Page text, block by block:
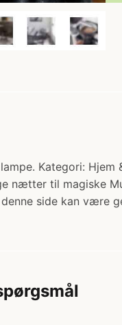
Kategori:
nætter til magiske
side kan være